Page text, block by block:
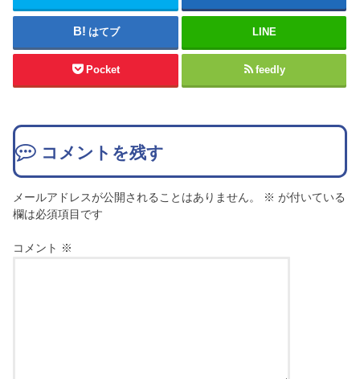
はてブ LINE
Pocket feedly
コメントを残す
メールアドレスが公開されることはありません。 ※ が付いている
欄は必須項目です
コメント ※